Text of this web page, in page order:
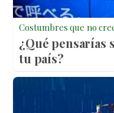
Costumbres que no
¿Qué pensarías
tu país?